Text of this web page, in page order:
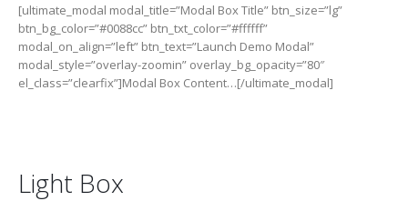
[ultimate_modal modal_title=”Modal Box Title” btn_size=”lg”
btn_bg_color=”#0088cc” btn_txt_color=”#ffffff”
modal_on_align=”left” btn_text=”Launch Demo Modal”
modal_style=”overlay-zoomin” overlay_bg_opacity=”80″
el_class=”clearfix”]Modal Box Content…[/ultimate_modal]
Light Box